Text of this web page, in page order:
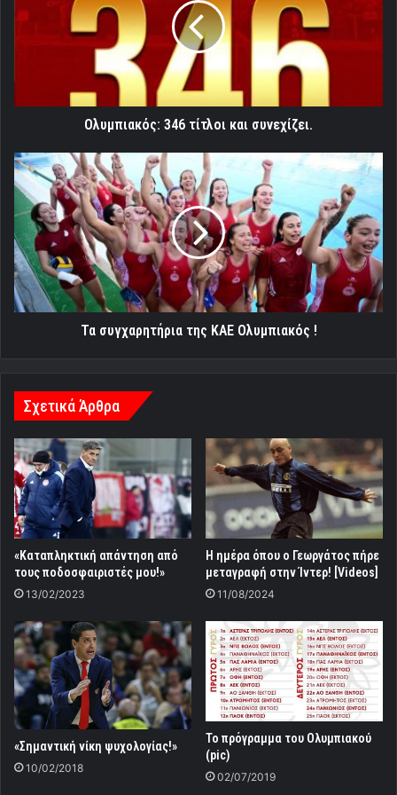
και
Ολυμπιακός: 346 τίτλοι και συνεχίζει.
Τα
συγχαρητήρια
της
ΚΑΕ
Ολυμπιακός
!
Τα συγχαρητήρια της ΚΑΕ Ολυμπιακός !
Σχετικά Άρθρα
«Καταπληκτική απάντηση από
τους ποδοσφαιριστές μου!»
13/02/2023
Η ημέρα όπου ο Γεωργάτος πήρε
μεταγραφή στην Ίντερ! [Videos]
11/08/2024
«Σημαντική νίκη ψυχολογίας!»
10/02/2018
Το πρόγραμμα του Ολυμπιακού
(pic)
02/07/2019